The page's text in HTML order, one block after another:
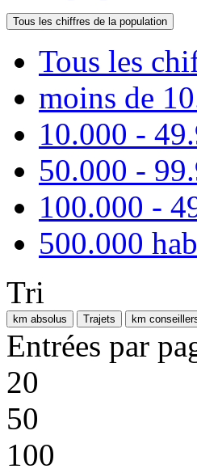
Tous les chiffres de la population
Tous les
moins de
10.000 -
50.000 -
100.000 -
500.000
Tri
km absolus Trajets km
Entrées par
20
50
100